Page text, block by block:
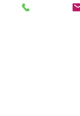
av økonomi og planer